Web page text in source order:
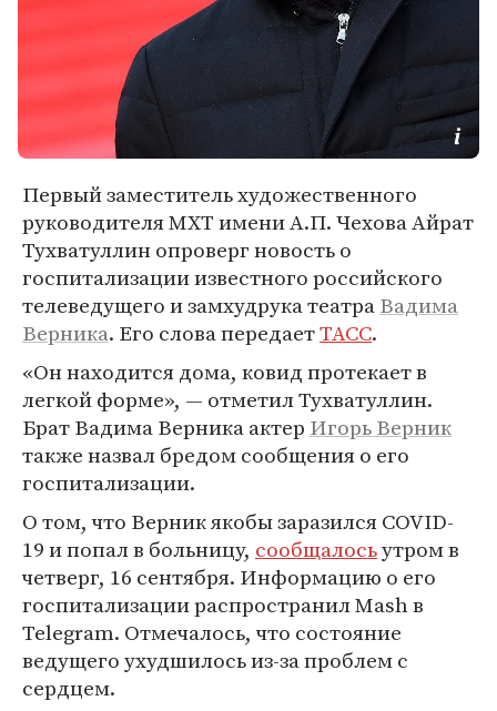
Первый заместитель художественного
руководителя МХТ имени А.П. Чехова Айрат
Тухватуллин опроверг новость о
госпитализации известного российского
телеведущего и замхудрука театраВадима
Верника. Его слова передаетТАСС.
«Он находится дома, ковид протекает в
легкой форме», — отметил Тухватуллин.
Брат Вадима Верника актер Игорь Верник
также назвал бредом сообщения о его
госпитализации.
О том, что Верник якобы заразился COVID-
19 и попал в больницу, сообщалосьутром в
четверг, 16 сентября. Информацию о его
госпитализации распространил Mash в
Telegram. Отмечалось, что состояние
ведущего ухудшилось из-за проблем с
сердцем.